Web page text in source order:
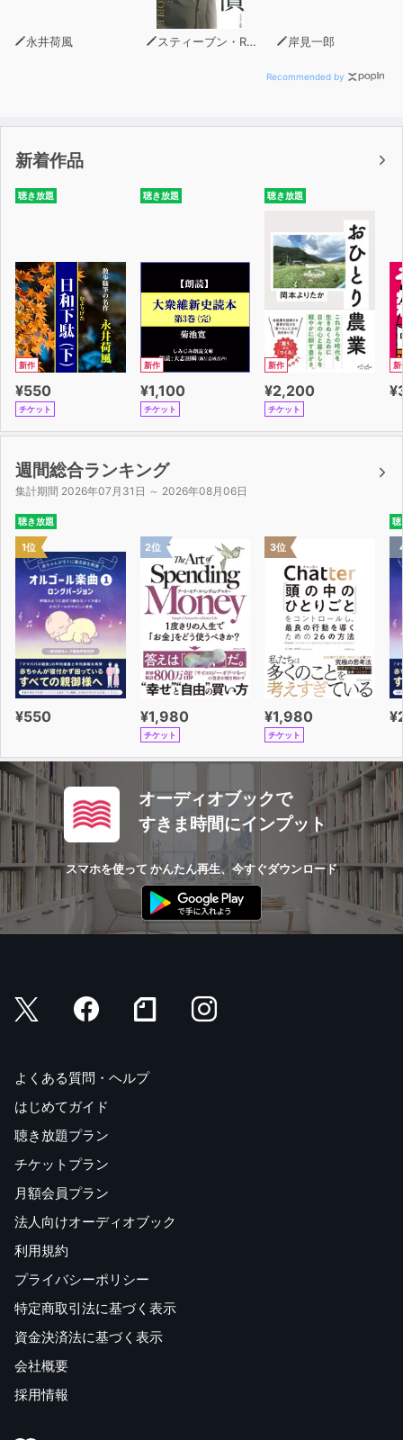
はじめに 今なぜ現代思想か
ここまでのまとめ
ス
第五章 精神分析と現代思想ーーラカン、ルジャンドル
第六章 現代思想のつくり方
おわりに 秩序と逸脱
永井荷風 スティーブン・R・コヴィー 岸見一郎
Recommended by
新着作品
聴き放題
新作
¥550
チケット
聴き放題
新作
¥1,100
チケット
聴き放題
新作
¥2,200
チケット
新
週間総合ランキング
集計期間 2026年07月31日 ～ 2026年08月06日
聴き放題
1位
¥550
2位
¥1,980
チケット
3位
¥1,980
チケット
聴
オーディオブックで
すきま時間にインプット
スマホを使って かんたん再生、今すぐダウンロード
よくある質問・ヘルプ
はじめてガイド
聴き放題プラン
チケットプラン
月額会員プラン
法人向けオーディオブック
利用規約
プライバシーポリシー
特定商取引法に基づく表示
資金決済法に基づく表示
会社概要
採用情報